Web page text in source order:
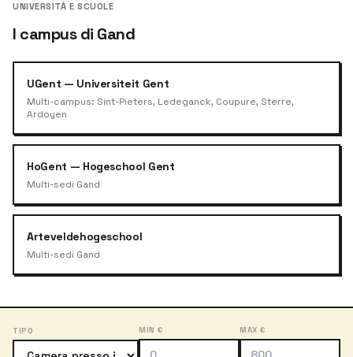
UNIVERSITÀ E SCUOLE
I campus di Gand
UGent — Universiteit Gent
Multi-campus: Sint-Pieters, Ledeganck, Coupure, Sterre,
Ardoyen
HoGent — Hogeschool Gent
Multi-sedi Gand
Arteveldehogeschool
Multi-sedi Gand
TIPO MIN € MAX €